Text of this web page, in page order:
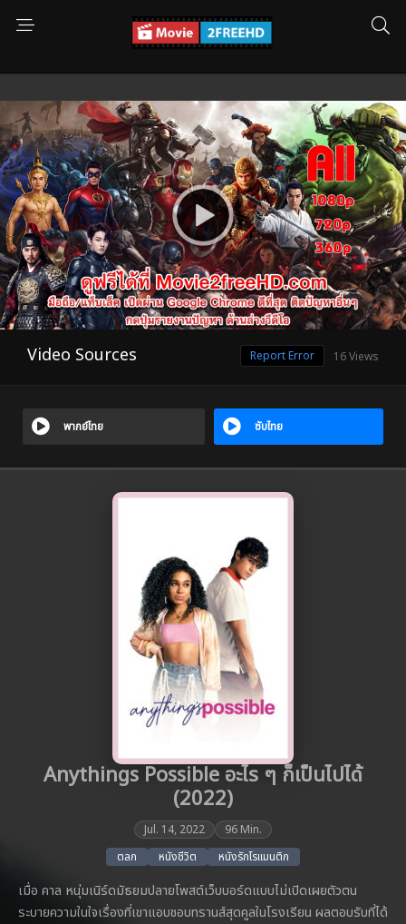
Video Sources 16 Views
Report Error
พากย์ไทย ซับไทย
Anythings Possible อะไร ๆ ก็เป็นไปได้
(2022)
Jul. 14, 2022
96 Min.
ตลก
หนังชีวิต หนังรักโรแมนติก
เมื่อ คาล หนุ่มเนิร์ดมัธยมปลายโพสต์เว็บบอร์ดแบบไม่เปิดเผยตัวตน
ระบายความในใจเรื่องที่เขาแอบชอบทรานส์สุดคูลในโรงเรียน ผลตอบรับที่ได้